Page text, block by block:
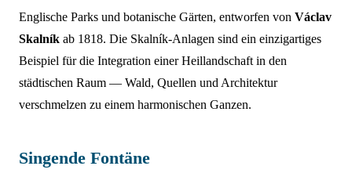
Englische Parks und botanische Gärten, entworfen von Václav
Skalník ab 1818. Die Skalník-Anlagen sind ein einzigartiges
Beispiel für die Integration einer Heillandschaft in den
städtischen Raum — Wald, Quellen und Architektur
verschmelzen zu einem harmonischen Ganzen.
Singende Fontäne